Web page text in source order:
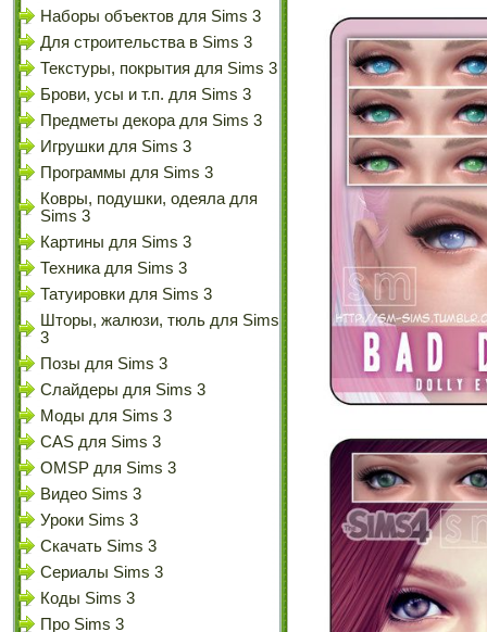
Наборы объектов для Sims 3
Для строительства в Sims 3
Текстуры, покрытия для Sims 3
Брови, усы и т.п. для Sims 3
Предметы декора для Sims 3
Игрушки для Sims 3
Программы для Sims 3
Ковры, подушки, одеяла для
Sims 3
Картины для Sims 3
Техника для Sims 3
Татуировки для Sims 3
Шторы, жалюзи, тюль для Sims
3
Позы для Sims 3
Слайдеры для Sims 3
Моды для Sims 3
CAS для Sims 3
OMSP для Sims 3
Видео Sims 3
Уроки Sims 3
Скачать Sims 3
Сериалы Sims 3
Коды Sims 3
Про Sims 3